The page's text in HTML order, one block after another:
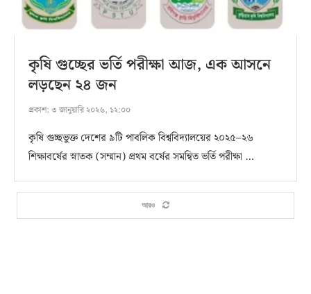
কৃষি গুচ্ছের ভর্তি পরীক্ষা আজ, এক আসনে
লড়ছেন ২৪ জন
প্রকাশ: ৩ জানুয়ারি ২০২৬, ১২:০০
কৃষি গুচ্ছভুক্ত দেশের ৯টি পাবলিক বিশ্ববিদ্যালয়ের ২০২৫–২৬
শিক্ষাবর্ষের স্নাতক (সম্মান) প্রথম বর্ষের সমন্বিত ভর্তি পরীক্ষা …
আরও